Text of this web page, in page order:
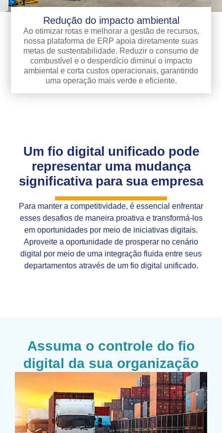
Redução do impacto ambiental
Ao otimizar rotas e melhorar a gestão de recursos,
nossa plataforma de ERP apoia diretamente suas
metas de sustentabilidade. Reduzir o consumo de
combustível e o desperdício diminui o impacto
ambiental e corta custos operacionais, garantindo
uma operação mais verde e eficiente.
Um fio digital unificado pode
representar uma mudança
significativa para sua empresa
Para manter a competitividade, é essencial enfrentar
esses desafios de maneira proativa e transformá-los
em oportunidades por meio de iniciativas digitais.
Aproveite a oportunidade de prosperar no cenário
digital por meio de uma integração fluida entre seus
departamentos através de um fio digital unificado.
Assuma o controle do fio
digital da sua organização